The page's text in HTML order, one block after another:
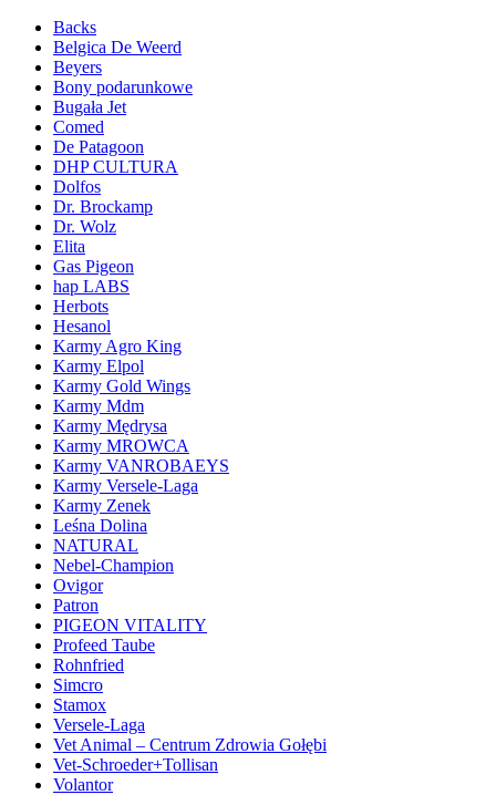
Backs
Belgica De Weerd
Beyers
Bony podarunkowe
Bugała Jet
Comed
De Patagoon
DHP CULTURA
Dolfos
Dr. Brockamp
Dr. Wolz
Elita
Gas Pigeon
hap LABS
Herbots
Hesanol
Karmy Agro King
Karmy Elpol
Karmy Gold Wings
Karmy Mdm
Karmy Mędrysa
Karmy MROWCA
Karmy VANROBAEYS
Karmy Versele-Laga
Karmy Zenek
Leśna Dolina
NATURAL
Nebel-Champion
Ovigor
Patron
PIGEON VITALITY
Profeed Taube
Rohnfried
Simcro
Stamox
Versele-Laga
Vet Animal – Centrum Zdrowia Gołębi
Vet-Schroeder+Tollisan
Volantor